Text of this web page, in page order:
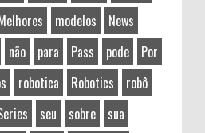
modelos
News
não para Pass pode
Por
robotica Robotics
robô
seu sobre
sua